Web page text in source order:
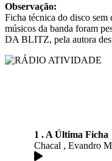
Observação:
Ficha técnica do disco sem
músicos da banda foram
DA BLITZ, pela autora
1 . A Última Ficha
Chacal , Evandro